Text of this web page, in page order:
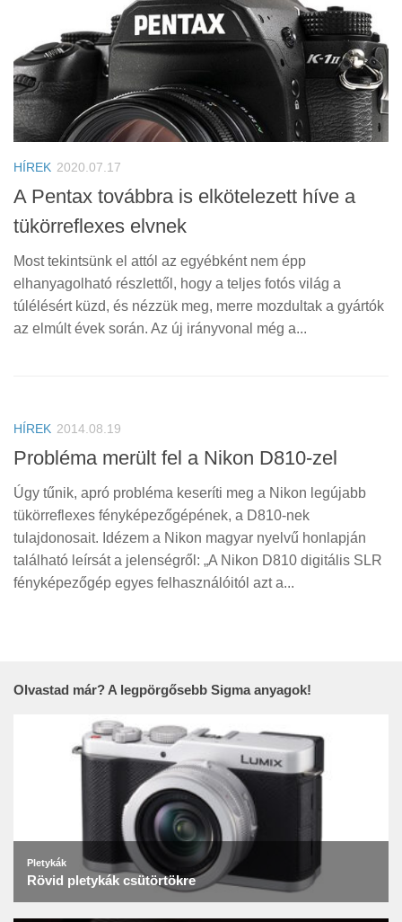
HÍREK 2020.07.17
A Pentax továbbra is elkötelezett híve a
tükörreflexes elvnek
Most tekintsünk el attól az egyébként nem épp
elhanyagolható részlettől, hogy a teljes fotós világ a
túlélésért küzd, és nézzük meg, merre mozdultak a gyártók
az elmúlt évek során. Az új irányvonal még a...
HÍREK 2014.08.19
Probléma merült fel a Nikon D810-zel
Úgy tűnik, apró probléma keseríti meg a Nikon legújabb
tükörreflexes fényképezőgépének, a D810-nek
tulajdonosait. Idézem a Nikon magyar nyelvű honlapján
található leírsát a jelenségről: „A Nikon D810 digitális SLR
fényképezőgép egyes felhasználóitól azt a...
Olvastad már? A legpörgősebb Sigma anyagok!